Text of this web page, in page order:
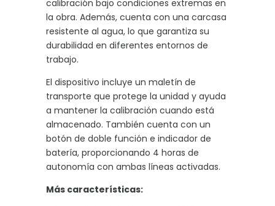
calibración bajo condiciones extremas en
la obra. Además, cuenta con una carcasa
resistente al agua, lo que garantiza su
durabilidad en diferentes entornos de
trabajo.
El dispositivo incluye un maletín de
transporte que protege la unidad y ayuda
a mantener la calibración cuando está
almacenado. También cuenta con un
botón de doble función e indicador de
batería, proporcionando 4 horas de
autonomía con ambas líneas activadas.
Más características: